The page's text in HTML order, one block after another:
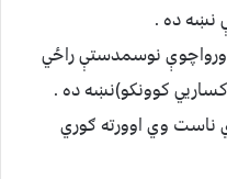
نښه ده .
ورواچوې نوسمدستې راځي
کوونکو)نښه ده .
ناست وي اوورته ګوري